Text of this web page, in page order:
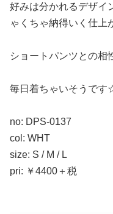
好みは分かれるデザイ
ゃくちゃ納得いく仕上
ショートパンツとの相
毎日着ちゃいそうです
no: DPS-0137
col: WHT
size: S / M / L
pri: ￥4400＋税